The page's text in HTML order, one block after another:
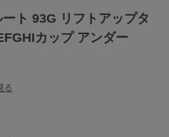
ト 93G リフトアップタ
カップ アンダー
る